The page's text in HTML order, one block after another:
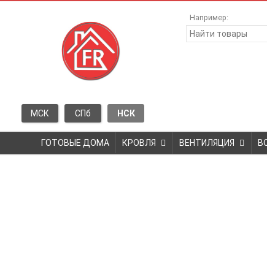
МСК СПб НСК
Например:
ГОТОВЫЕ ДОМА КРОВЛЯ ВЕНТИЛЯЦИЯ